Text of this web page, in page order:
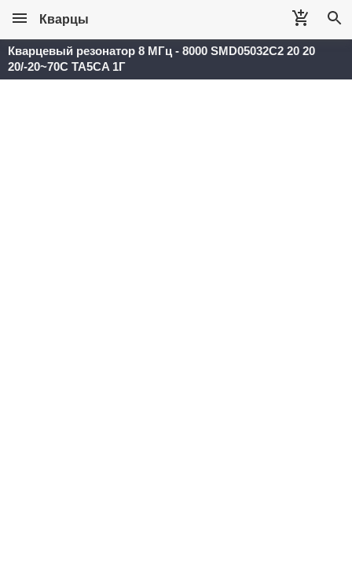
Кварцы
Кварцевый резонатор 8 МГц - 8000 SMD05032C2 20 20
20/-20~70C TA5CA 1Г